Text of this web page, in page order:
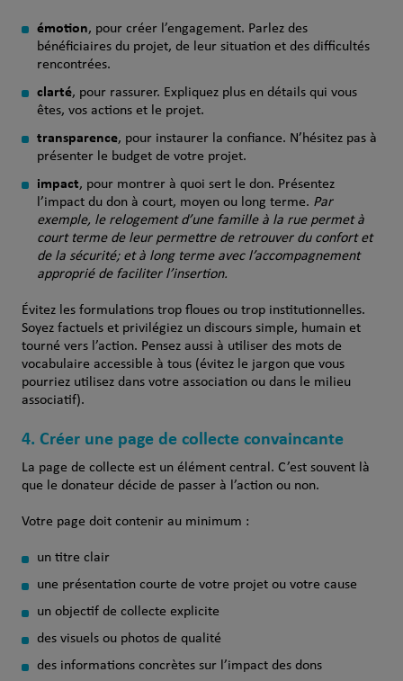
émotion, pour créer l’engagement. Parlez des
bénéficiaires du projet, de leur situation et des difficultés
rencontrées.
clarté, pour rassurer. Expliquez plus en détails qui vous
êtes, vos actions et le projet.
transparence, pour instaurer la confiance. N’hésitez pas à
présenter le budget de votre projet.
impact, pour montrer à quoi sert le don. Présentez
l’impact du don à court, moyen ou long terme. Par
exemple, le relogement d’une famille à la rue permet à
court terme de leur permettre de retrouver du confort et
de la sécurité; et à long terme avec l’accompagnement
approprié de faciliter l’insertion.
Évitez les formulations trop floues ou trop institutionnelles.
Soyez factuels et privilégiez un discours simple, humain et
tourné vers l’action. Pensez aussi à utiliser des mots de
vocabulaire accessible à tous (évitez le jargon que vous
pourriez utilisez dans votre association ou dans le milieu
associatif).
4. Créer une page de collecte convaincante
La page de collecte est un élément central. C’est souvent là
que le donateur décide de passer à l’action ou non.
Votre page doit contenir au minimum :
un titre clair
une présentation courte de votre projet ou votre cause
un objectif de collecte explicite
des visuels ou photos de qualité
des informations concrètes sur l’impact des dons